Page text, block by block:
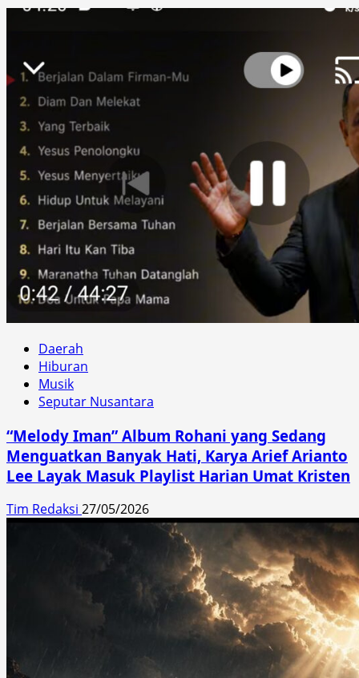
Daerah
Hiburan
Musik
Seputar Nusantara
“Melody Iman” Album Rohani yang Sedang
Menguatkan Banyak Hati, Karya Arief Arianto
Lee Layak Masuk Playlist Harian Umat Kristen
Tim Redaksi 27/05/2026